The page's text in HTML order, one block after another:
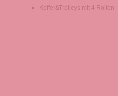
Koffer&Trolleys mit 4 Rollen